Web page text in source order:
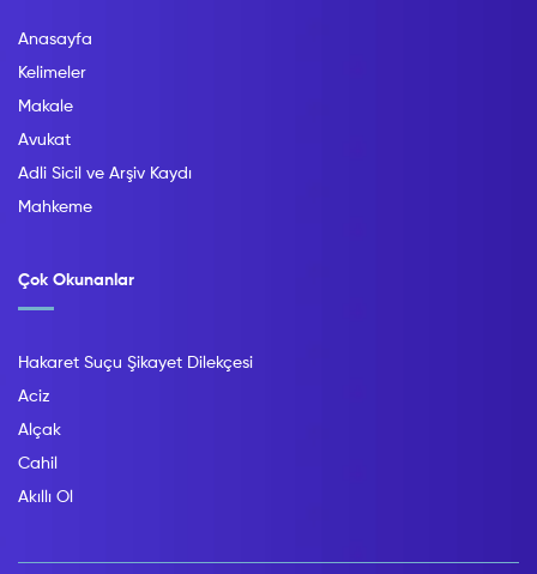
Anasayfa
Kelimeler
Makale
Avukat
Adli Sicil ve Arşiv Kaydı
Mahkeme
Çok Okunanlar
Hakaret Suçu Şikayet Dilekçesi
Aciz
Alçak
Cahil
Akıllı Ol